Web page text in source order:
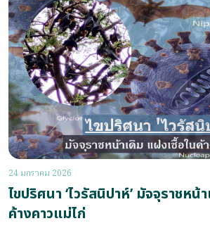
24 มกราคม 2026
ไขปริศนา ‘ไวรัสนิปาห์’ มัจจุราชหน้
ค้างคาวแม่ไก่